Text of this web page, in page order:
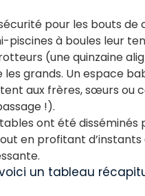
pour les bouts de
à boules leur
(une quinzaine
les grands. Un espace
aux frères, sœurs ou
!).
ont été
en profitant
un tableau